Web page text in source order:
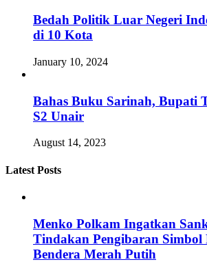
Bedah Politik Luar Negeri
di 10 Kota
January 10, 2024
Bahas Buku Sarinah, Bupati
S2 Unair
August 14, 2023
Latest Posts
Menko Polkam Ingatkan
Tindakan Pengibaran Simbol
Bendera Merah Putih